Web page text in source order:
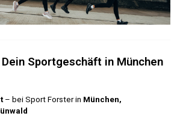
Sportgeschäft in München
– bei Sport Forster in München,